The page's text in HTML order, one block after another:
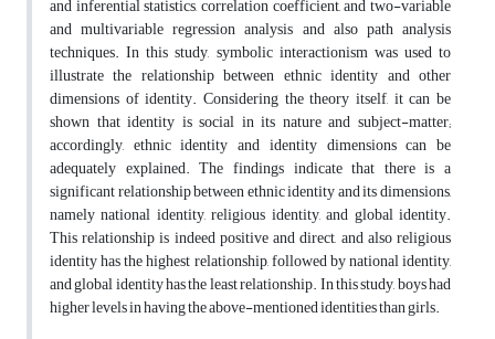
and inferential statistics, correlation coefficient, and two-variable
and multivariable regression analysis and also path analysis
techniques. In this study, symbolic interactionism was used to
illustrate the relationship between ethnic identity and other
dimensions of identity. Considering the theory itself, it can be
shown that identity is social in its nature and subject-matter;
accordingly, ethnic identity and identity dimensions can be
adequately explained. The findings indicate that there is a
significant relationship between ethnic identity and its dimensions,
namely national identity, religious identity, and global identity.
This relationship is indeed positive and direct, and also religious
identity has the highest relationship, followed by national identity,
and global identity has the least relationship. In this study, boys had
higher levels in having the above-mentioned identities than girls.